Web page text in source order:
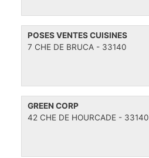
POSES VENTES CUISINES
7 CHE DE BRUCA - 33140
GREEN CORP
42 CHE DE HOURCADE - 33140